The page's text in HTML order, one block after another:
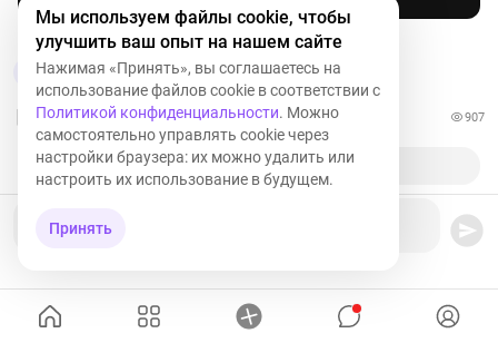
#инвестиции
1 7 1
907
Ваш комментарий
Мы используем файлы cookie, чтобы
улучшить ваш опыт на нашем сайте
Нажимая «Принять», вы соглашаетесь на
использование файлов cookie в соответствии с
Политикой конфиденциальности. Можно
самостоятельно управлять cookie через
настройки браузера: их можно удалить или
настроить их использование в будущем.
Принять